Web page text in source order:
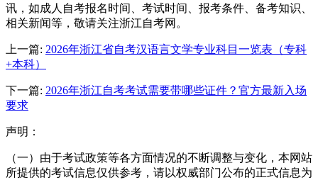
讯，如成人自考报名时间、考试时间、报考条件、备考知识、
相关新闻等，敬请关注浙江自考网。
上一篇: 2026年浙江省自考汉语言文学专业科目一览表（专科
+本科）
下一篇: 2026年浙江自考考试需要带哪些证件？官方最新入场
要求
声明：
（一）由于考试政策等各方面情况的不断调整与变化，本网站
所提供的考试信息仅供参考，请以权威部门公布的正式信息为